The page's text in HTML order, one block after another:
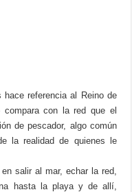
referencia al Reino de
con la red que el
de pescador, algo común
la realidad de quienes le
salir al mar, echar la red,
hasta la playa y de allí,